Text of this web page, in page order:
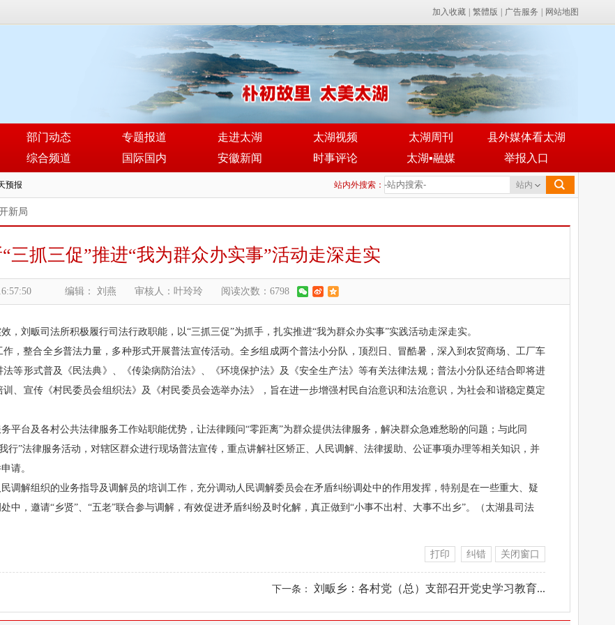
加入收藏 繁體版 广告服务 网站地图
部门动态 专题报道 走进太湖 太湖视频 太湖周刊
县外媒体看太湖
综合频道 国际国内 安徽新闻 时事评论 太湖▪融媒 举报入口
站内外搜索： 站内
新局
三抓三促”推进“我为群众办实事”活动走深走实
编辑： 刘燕 审核人：叶玲玲 阅读次数：6798
，刘畈司法所积极履行司法行政职能，以“三抓三促”为抓手，扎实推进“我为群众办实事”实践活动走深走实。
，整合全乡普法力量，多种形式开展普法宣传活动。全乡组成两个普法小分队，顶烈日、冒酷暑，深入到农贸商场、工厂车
等形式普及《民法典》、《传染病防治法》、《环境保护法》及《安全生产法》等有关法律法规；普法小分队还结合即将进
、宣传《村民委员会组织法》及《村民委员会选举办法》，旨在进一步增强村民自治意识和法治意识，为社会和谐稳定奠定
平台及各村公共法律服务工作站职能优势，让法律顾问“零距离”为群众提供法律服务，解决群众急难愁盼的问题；与此同
行”法律服务活动，对辖区群众进行现场普法宣传，重点讲解社区矫正、人民调解、法律援助、公证事项办理等相关知识，并
请。
调解组织的业务指导及调解员的培训工作，充分调动人民调解委员会在矛盾纠纷调处中的作用发挥，特别是在一些重大、疑
中，邀请“乡贤”、“五老”联合参与调解，有效促进矛盾纠纷及时化解，真正做到“小事不出村、大事不出乡”。（太湖县司法
打印 纠错 关闭窗口
下一条： 刘畈乡：各村党（总）支部召开党史学习教育...